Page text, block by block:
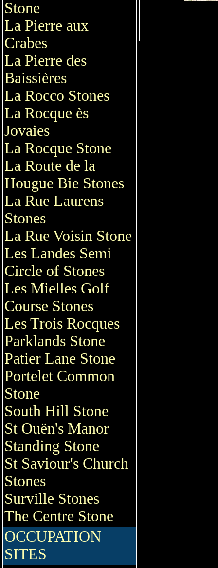
Stone
La Pierre aux
Crabes
La Pierre des
Baissières
La Rocco Stones
La Rocque ès
Jovaies
La Rocque Stone
La Route de la
Hougue Bie Stones
La Rue Laurens
Stones
La Rue Voisin Stone
Les Landes Semi
Circle of Stones
Les Mielles Golf
Course Stones
Les Trois Rocques
Parklands Stone
Patier Lane Stone
Portelet Common
Stone
South Hill Stone
St Ouën's Manor
Standing Stone
St Saviour's Church
Stones
Surville Stones
The Centre Stone
OCCUPATION
SITES